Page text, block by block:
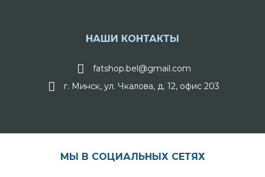
НАШИ КОНТАКТЫ
fatshop.bel@gmail.com
г. Минск, ул. Чкалова, д. 12, офис 203
МЫ В СОЦИАЛЬНЫХ СЕТЯХ